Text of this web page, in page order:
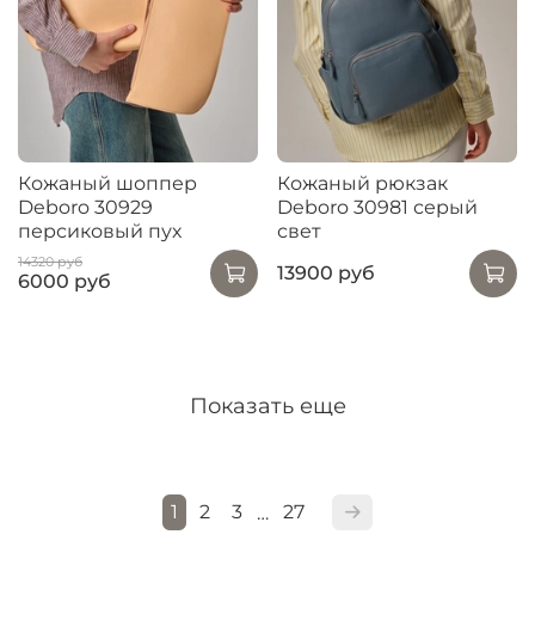
Кожаный шоппер
Deboro 30929
персиковый пух
14320 руб
6000 руб
Кожаный рюкзак
Deboro 30981 серый
свет
13900 руб
Показать еще
1 2 3 … 27